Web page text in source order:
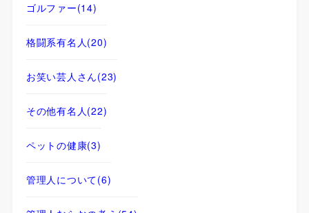
ゴルファー(14)
格闘系有名人(20)
お笑い芸人さん(23)
その他有名人(22)
ペットの健康(3)
管理人について(6)